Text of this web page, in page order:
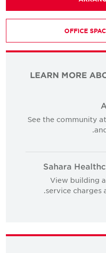
OFFICE
LEARN MORE
See the community
Sahara
View building
service